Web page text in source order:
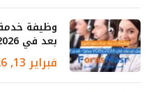
وظيفة
بعد في 2026 (VOIS مصر) – قدم الآن
فبراير 13, 2026